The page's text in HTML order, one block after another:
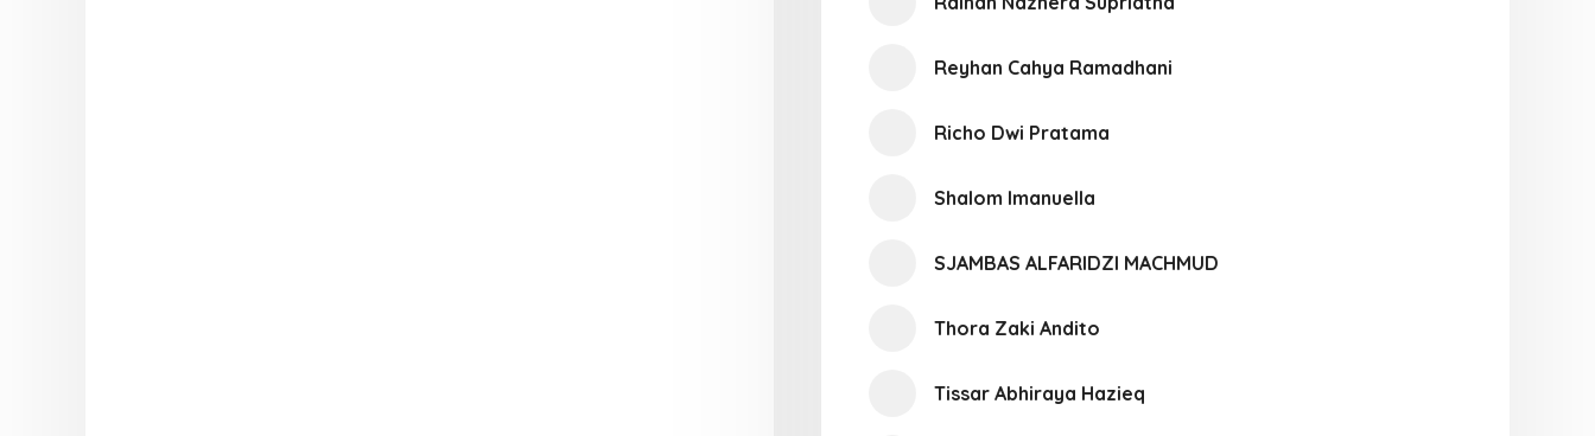
Reyhan Cahya Ramadhani
Richo Dwi Pratama
Shalom Imanuella
SJAMBAS ALFARIDZI MACHMUD
Thora Zaki Andito
Tissar Abhiraya Hazieq